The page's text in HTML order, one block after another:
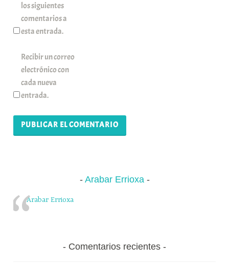
los siguientes
comentarios a
esta entrada.
Recibir un correo
electrónico con
cada nueva
entrada.
Arabar Errioxa
Arabar Errioxa
Comentarios recientes